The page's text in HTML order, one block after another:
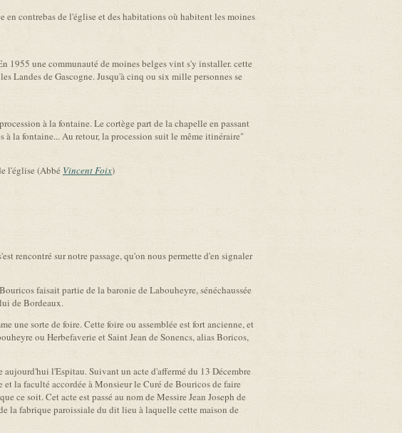
contrebas de l'église et des habitations où habitent les moines
1955 une communauté de moines belges vint s'y installer. cette
Landes de Gascogne. Jusqu'à cinq ou six mille personnes se
à la fontaine. Le cortège part de la chapelle en passant
à la fontaine... Au retour, la procession suit le même itinéraire"
l'église (Abbé Vincent Foix)
rencontré sur notre passage, qu'on nous permette d'en signaler
faisait partie de la baronie de Labouheyre, sénéchaussée
de Bordeaux.
une sorte de foire. Cette foire ou assemblée est fort ancienne, et
ou Herbefaverie et Saint Jean de Sonencs, alias Boricos,
l'Espitau. Suivant un acte d'affermé du 13 Décembre
la faculté accordée à Monsieur le Curé de Bouricos de faire
ce soit. Cet acte est passé au nom de Messire Jean Joseph de
la fabrique paroissiale du dit lieu à laquelle cette maison de